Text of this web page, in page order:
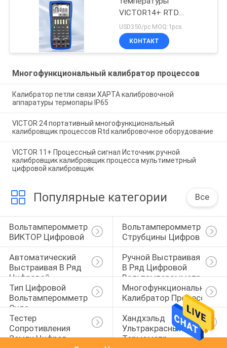
VICTOR14+ RTD
Калибратор
многофункционального
процесса измерения
USD350/pc MOQ:1pcs
КОНТАКТ
Многофункциональный калибратор процессов
Калибратор петли связи ХАРТА калибровочной
аппаратуры термопары IP65
VICTOR 24 портативный многофункциональный
калибровщик процессов Rtd калибровочное оборудование
VICTOR 11+ Процессный сигнал Источник ручной
калибровщик калибровщик процесса мультиметрный
цифровой калибровщик
Популярные категории Все
Вольтамперомметр
ВИКТОР Цифровой
Вольтамперомметр
Струбцины Цифров
Автоматический
Выстраивая В Ряд
Цифровой
Вольтамперомметр
Ручной Выстраивая
В Ряд Цифровой
Вольтамперомметр
Тип Цифровой
Вольтамперомметр
Суда
Многофункциональный
Калибратор Процессов
Тестер
Сопротивления
Земли Цифров
Хандхэльд
Ультракрасный
Термометр